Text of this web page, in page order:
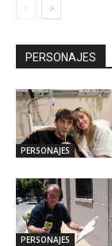
PERSONAJES
PERSONAJES
PERSONAJES